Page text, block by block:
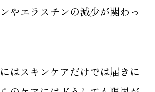
やエラスチンの減少が関わっ
はスキンケアだけでは届きに